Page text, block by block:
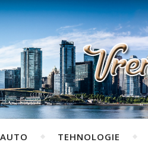
AUTO TEHNOLOGIE